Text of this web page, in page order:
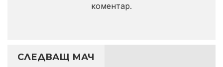
коментар.
СЛЕДВАЩ МАЧ